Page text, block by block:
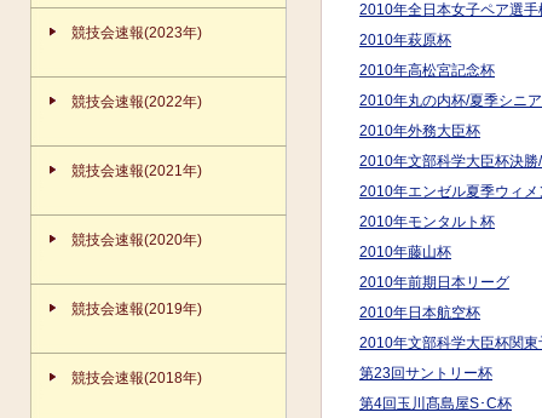
競技会速報(2023年)
競技会速報(2022年)
競技会速報(2021年)
競技会速報(2020年)
競技会速報(2019年)
競技会速報(2018年)
2010年全日本女子ペア選手
2010年萩原杯
2010年高松宮記念杯
2010年丸の内杯/夏季シニ
2010年外務大臣杯
2010年文部科学大臣杯決
2010年エンゼル夏季ウィメ
2010年モンタルト杯
2010年藤山杯
2010年前期日本リーグ
2010年日本航空杯
2010年文部科学大臣杯関東
第23回サントリー杯
第4回玉川髙島屋S･C杯